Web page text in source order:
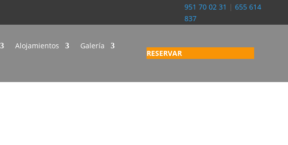
951 70 02 31 | 655 614
837
Alojamientos
Galería
RESERVAR